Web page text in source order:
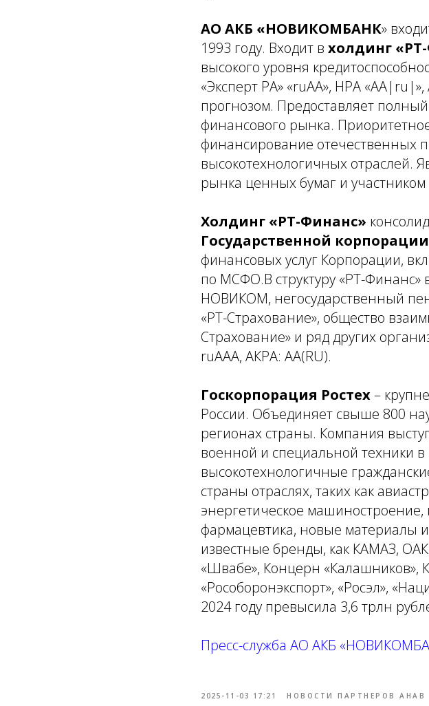
АО АКБ «НОВИКОМБАНК»
1993 году. Входит в холдинг
высокого уровня
«Эксперт РА» «ruАА», НРА
прогнозом. Предоставляет полный
финансового рынка.
финансирование
высокотехнологичных отраслей.
рынка ценных бумаг и
Холдинг «РТ-Финанс»
Государственной
финансовых услуг Корпорации,
по МСФО.В структуру «РТ-Финанс»
НОВИКОМ, негосударственный
«РТ-Страхование», общество
Страхование» и ряд других
ruAAA, АКРА: AA(RU).
Госкорпорация Ростех–
России. Объединяет свыше 800
регионах страны. Компания
военной и специальной техники в
высокотехнологичные
страны отраслях, таких как
энергетическое
фармацевтика, новые материалы
известные бренды, как КАМАЗ,
«Швабе», Концерн «Калашников»,
«Рособоронэкспорт», «Росэл»,
2024 году превысила 3,6 трлн
Пресс-служба АО АКБ
2025-11-03 17:21 НОВОСТИ ПАРТНЕРОВ АНАВ